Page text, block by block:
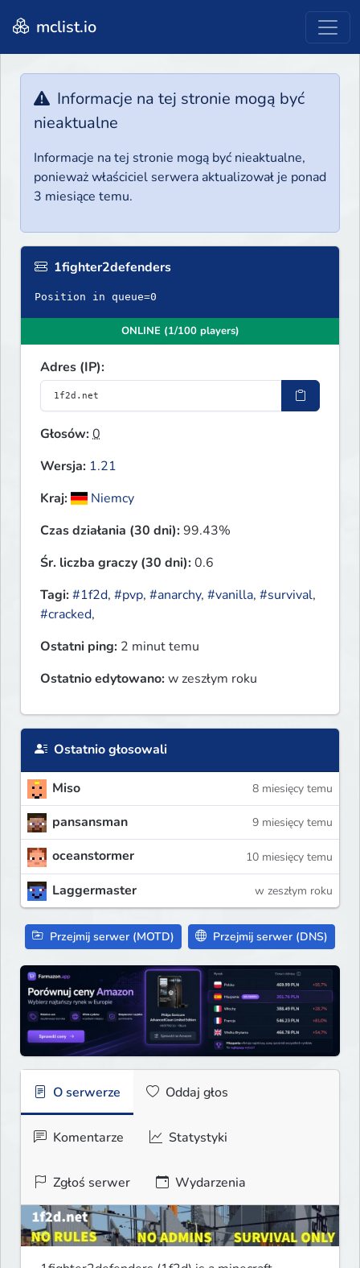
mclist.io
Informacje na tej stronie mogą być
nieaktualne
Informacje na tej stronie mogą być nieaktualne,
ponieważ właściciel serwera aktualizował je ponad
3 miesiące temu.
1fighter2defenders
Position in queue=0
ONLINE (1/100 players)
Adres (IP):
Głosów:0
Wersja: 1.21
Kraj:
Niemcy
Czas działania (30 dni):99.43%
Śr. liczba graczy (30 dni):0.6
Tagi:#1f2d, #pvp, #anarchy, #vanilla, #survival,
#cracked,
Ostatni ping: 2 minut temu
Ostatnio edytowano:w zeszłym roku
Ostatnio głosowali
Miso 8 miesięcy temu
pansansman 9 miesięcy temu
oceanstormer 10 miesięcy temu
Laggermaster w zeszłym roku
Przejmij serwer (MOTD) Przejmij serwer (DNS)
O serwerze Oddaj głos
Komentarze Statystyki
Zgłoś serwer Wydarzenia